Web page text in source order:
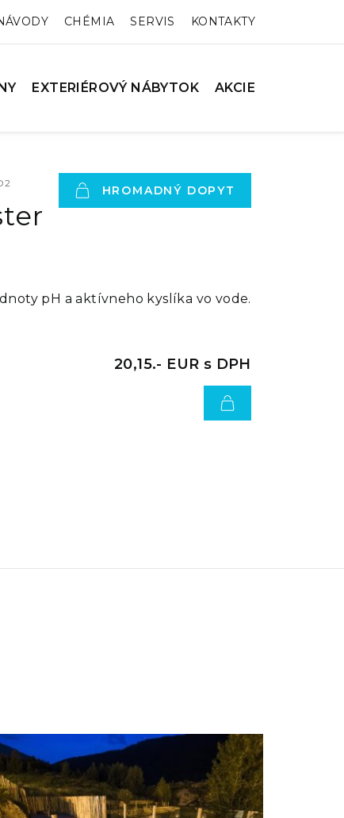
CHÉMIA SERVIS KONTAKTY
EXTERIÉROVÝ NÁBYTOK AKCIE
HROMADNÝ DOPYT
pH a aktívneho kyslíka vo vode.
20,15.- EUR s DPH